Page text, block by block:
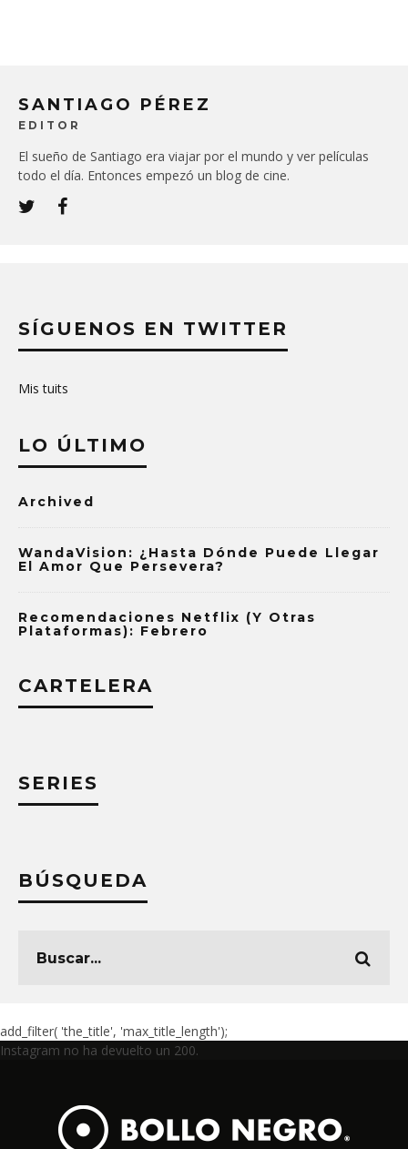
SANTIAGO PÉREZ
EDITOR
El sueño de Santiago era viajar por el mundo y ver películas
todo el día. Entonces empezó un blog de cine.
SÍGUENOS EN TWITTER
Mis tuits
LO ÚLTIMO
Archived
WandaVision: ¿Hasta Dónde Puede Llegar
El Amor Que Persevera?
Recomendaciones Netflix (y Otras
Plataformas): Febrero
CARTELERA
SERIES
BÚSQUEDA
add_filter( 'the_title', 'max_title_length');
Instagram no ha devuelto un 200.